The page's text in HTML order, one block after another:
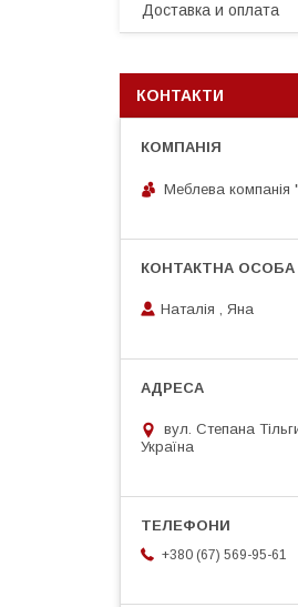
Доставка и оплата
КОНТАКТИ
Меблева компанія
Наталія , Яна
вул. Степана
Україна
+380 (67) 569-95-61